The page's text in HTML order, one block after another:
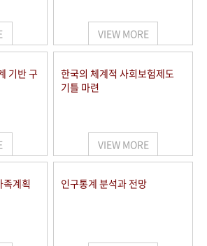
VIEW MORE
기반 구
한국의 체계적 사회보험제도
기틀 마련
VIEW MORE
족계획
인구통계 분석과 전망